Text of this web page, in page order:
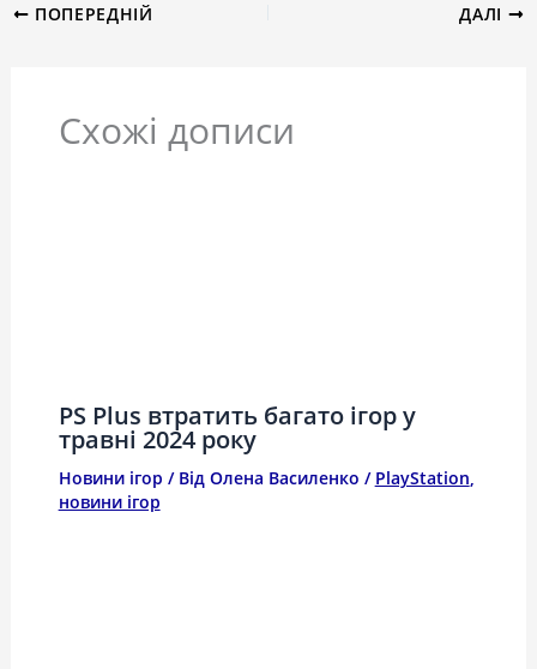
ПОПЕРЕДНІЙ ДАЛІ
Схожі дописи
PS Plus втратить багато ігор у
травні 2024 року
Новини ігор / Від Олена Василенко / PlayStation,
новини ігор